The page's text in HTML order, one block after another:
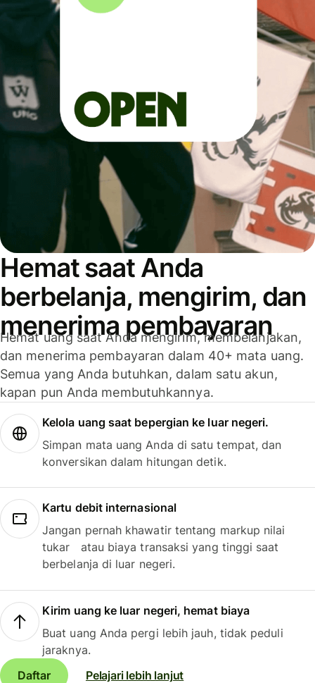
Hemat saat Anda
berbelanja, mengirim, dan
menerima pembayaran
Hemat uang saat Anda mengirim, membelanjakan,
dan menerima pembayaran dalam 40+ mata uang.
Semua yang Anda butuhkan, dalam satu akun,
kapan pun Anda membutuhkannya.
Kelola uang saat bepergian ke luar negeri.
Simpan mata uang Anda di satu tempat, dan
konversikan dalam hitungan detik.
Kartu debit internasional
Jangan pernah khawatir tentang markup nilai
tukar atau biaya transaksi yang tinggi saat
berbelanja di luar negeri.
Kirim uang ke luar negeri, hemat biaya
Buat uang Anda pergi lebih jauh, tidak peduli
jaraknya.
Daftar
Pelajari lebih lanjut